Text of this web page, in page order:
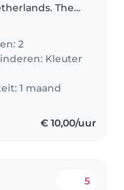
The
and
are very close-
would..
2
Kleuter
1 maand
€ 10,00/uur
5